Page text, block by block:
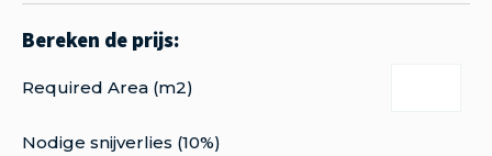
Required Area (m2)
Nodige snijverlies (10%)